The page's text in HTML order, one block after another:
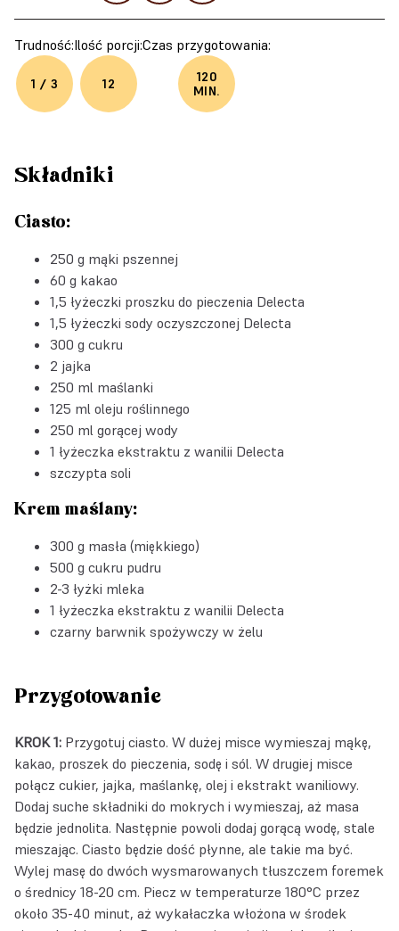
Trudność:
1 / 3
Ilość porcji:
12
Czas przygotowania:
120
MIN.
Składniki
Ciasto:
250 g mąki pszennej
60 g kakao
1,5 łyżeczki proszku do pieczenia Delecta
1,5 łyżeczki sody oczyszczonej Delecta
300 g cukru
2 jajka
250 ml maślanki
125 ml oleju roślinnego
250 ml gorącej wody
1 łyżeczka ekstraktu z wanilii Delecta
szczypta soli
Krem maślany:
300 g masła (miękkiego)
500 g cukru pudru
2-3 łyżki mleka
1 łyżeczka ekstraktu z wanilii Delecta
czarny barwnik spożywczy w żelu
Przygotowanie
KROK 1: Przygotuj ciasto. W dużej misce wymieszaj mąkę,
kakao, proszek do pieczenia, sodę i sól. W drugiej misce
połącz cukier, jajka, maślankę, olej i ekstrakt waniliowy.
Dodaj suche składniki do mokrych i wymieszaj, aż masa
będzie jednolita. Następnie powoli dodaj gorącą wodę, stale
mieszając. Ciasto będzie dość płynne, ale takie ma być.
Wylej masę do dwóch wysmarowanych tłuszczem foremek
o średnicy 18-20 cm. Piecz w temperaturze 180°C przez
około 35-40 minut, aż wykałaczka włożona w środek